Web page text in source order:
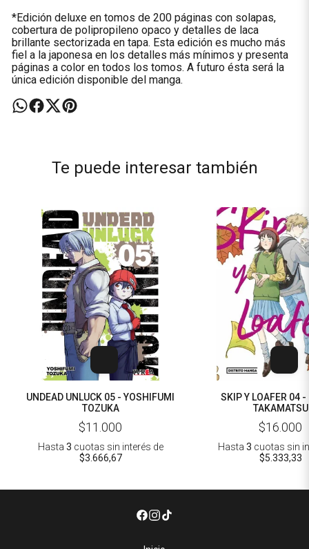
*Edición deluxe en tomos de 200 páginas con solapas,
cobertura de polipropileno opaco y detalles de laca
brillante sectorizada en tapa. Esta edición es mucho más
fiel a la japonesa en los detalles más mínimos y presenta
páginas a color en todos los tomos. A futuro ésta será la
única edición disponible del manga.
Te puede interesar también
UNDEAD UNLUCK 05 - YOSHIFUMI
TOZUKA
$11.000
Hasta 3 cuotas sin interés de
$3.666,67
SKIP Y LOAFER 04
TAKAMATSU
$16.000
Hasta 3 cuotas sin
$5.333,33